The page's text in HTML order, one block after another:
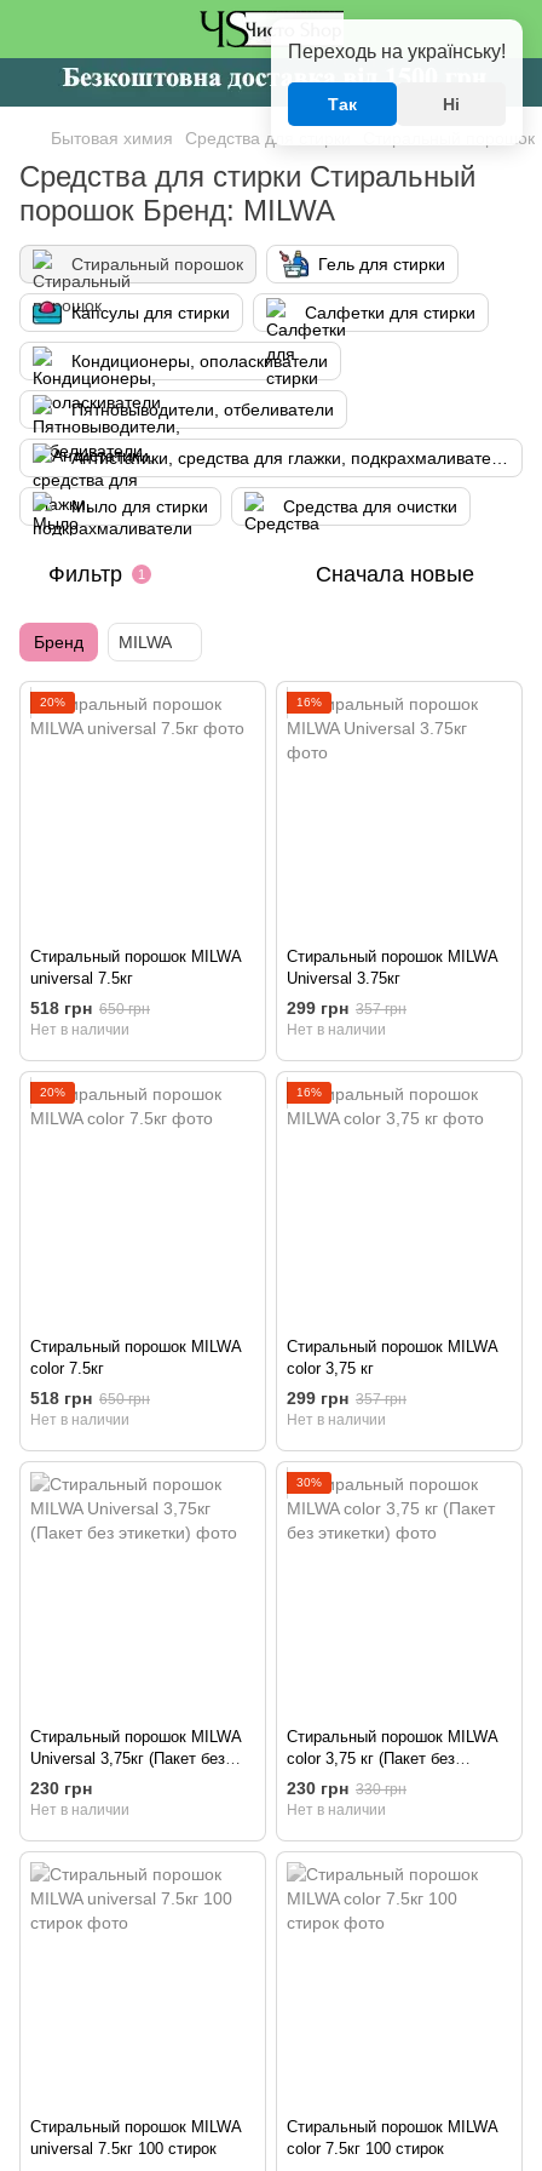
Бытовая химия Средства для стирки Стиральный порошок
Средства для стирки Стиральный
порошок Бренд: MILWA
Стиральный порошок Гель для стирки
Капсулы для стирки Салфетки для стирки
Кондиционеры, ополаскиватели
Пятновыводители, отбеливатели
Мыло для стирки Средства для очистки
Фильтр 1 Сначала новые
Бренд MILWA
20%
Стиральный порошок MILWA
universal 7.5кг
518 грн 650 грн
Нет в наличии
16%
Стиральный порошок MILWA
Universal 3.75кг
299 грн 357 грн
Нет в наличии
20%
Стиральный порошок MILWA
color 7.5кг
518 грн 650 грн
Нет в наличии
16%
Стиральный порошок MILWA
color 3,75 кг
299 грн 357 грн
Нет в наличии
Стиральный порошок MILWA
Universal 3,75кг (Пакет без
этикетки)
230 грн
Нет в наличии
30%
Стиральный порошок MILWA
color 3,75 кг (Пакет без
этикетки)
230 грн 330 грн
Нет в наличии
Стиральный порошок MILWA
universal 7.5кг 100 стирок
Стиральный порошок MILWA
color 7.5кг 100 стирок
Переходь на українську!
Так Ні